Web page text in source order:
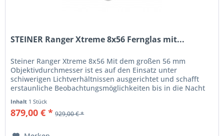
STEINER Ranger Xtreme 8x56 Fernglas mit...
Steiner Ranger Xtreme 8x56 Mit dem großen 56 mm
Objektivdurchmesser ist es auf den Einsatz unter
schiwerigen Lichtverhältnissen ausgerichtet und schafft
erstaunliche Beobachtungsmöglichkeiten bis in die Nacht
Inhalt 1 Stück
879,00 € * 929,00 € *